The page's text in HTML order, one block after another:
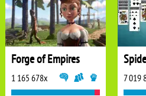
Forge of Empires
1 165 678x 7 019